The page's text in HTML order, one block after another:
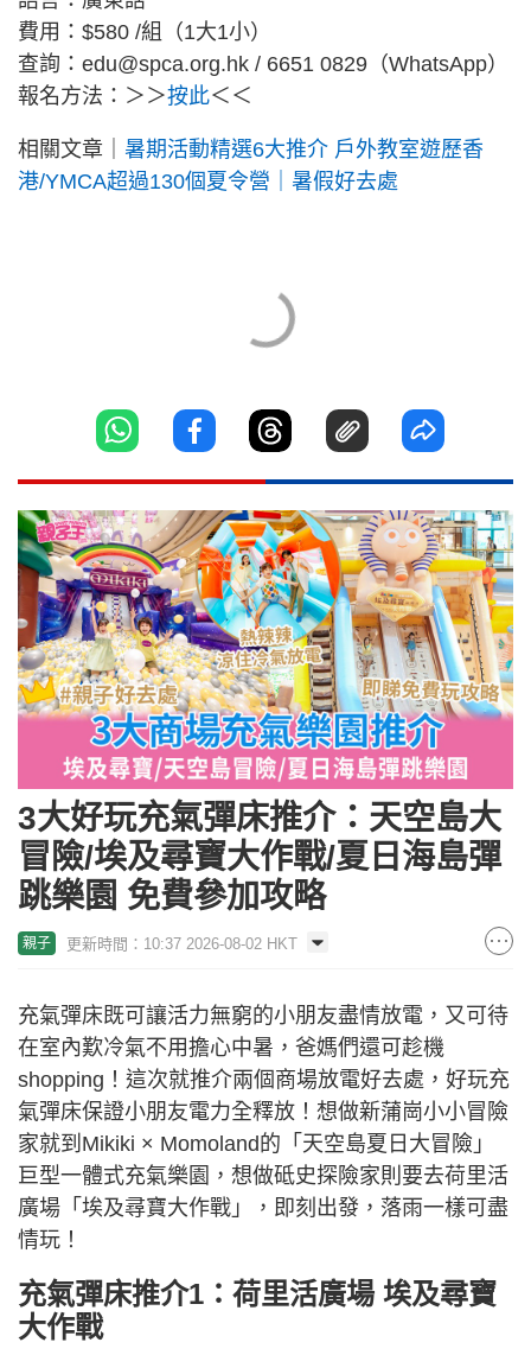
費用：$580 /組（1大1小）
查詢： edu@spca.org.hk / 6651 0829（WhatsApp）
報名方法：＞＞按此＜＜
相關文章｜ 暑期活動精選6大推介 戶外教室遊歷香
港/YMCA超過130個夏令營｜暑假好去處
3大好玩充氣彈床推介：天空島大
冒險/埃及尋寶大作戰/夏日海島彈
跳樂園 免費參加攻略
親子 更新時間：10:37 2026-08-02 HKT
充氣彈床既可讓活力無窮的小朋友盡情放電，又可待
在室內歎冷氣不用擔心中暑，爸媽們還可趁機
shopping！這次就推介兩個商場放電好去處，好玩充
氣彈床保證小朋友電力全釋放！想做新蒲崗小小冒險
家就到Mikiki × Momoland的「天空島夏日大冒險」
巨型一體式充氣樂園，想做砥史探險家則要去荷里活
廣場「埃及尋寶大作戰」，即刻出發，落雨一樣可盡
情玩！
充氣彈床推介1：荷里活廣場 埃及尋寶
大作戰